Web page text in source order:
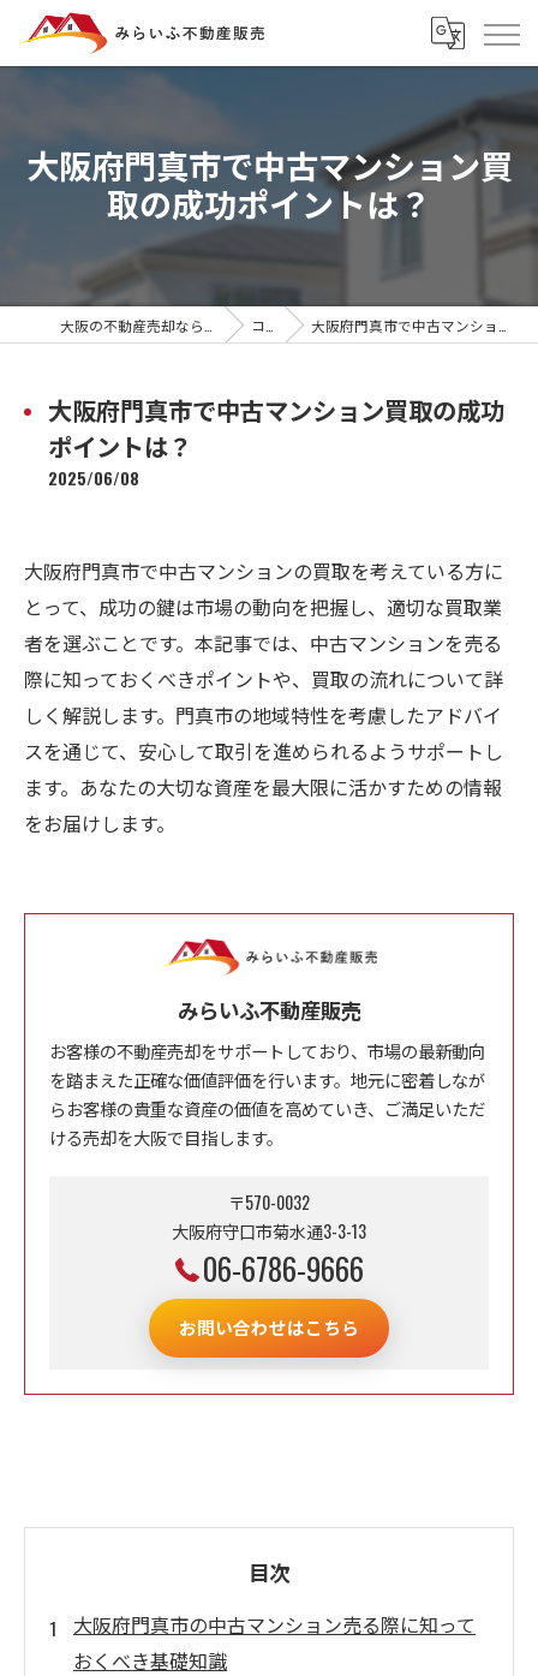
大阪府門真市で中古マンション買
取の成功ポイントは？
コラム 大阪府門真市で中古マンション買取の成功ポイントは？
大阪府門真市で中古マンション買取の成功
ポイントは？
2025/06/08
大阪府門真市で中古マンションの買取を考えている方に
とって、成功の鍵は市場の動向を把握し、適切な買取業
者を選ぶことです。本記事では、中古マンションを売る
際に知っておくべきポイントや、買取の流れについて詳
しく解説します。門真市の地域特性を考慮したアドバイ
スを通じて、安心して取引を進められるようサポートし
ます。あなたの大切な資産を最大限に活かすための情報
をお届けします。
みらいふ不動産販売
お客様の不動産売却をサポートしており、市場の最新動向
を踏まえた正確な価値評価を行います。地元に密着しなが
らお客様の貴重な資産の価値を高めていき、ご満足いただ
ける売却を大阪で目指します。
〒570-0032
大阪府守口市菊水通3-3-13
06-6786-9666
お問い合わせはこちら
目次
大阪府門真市の中古マンション売る際に知って
おくべき基礎知識